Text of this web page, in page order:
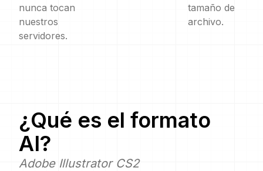
nunca tocan
nuestros
servidores.
tamaño de
archivo.
¿Qué es el formato
AI?
Adobe Illustrator CS2